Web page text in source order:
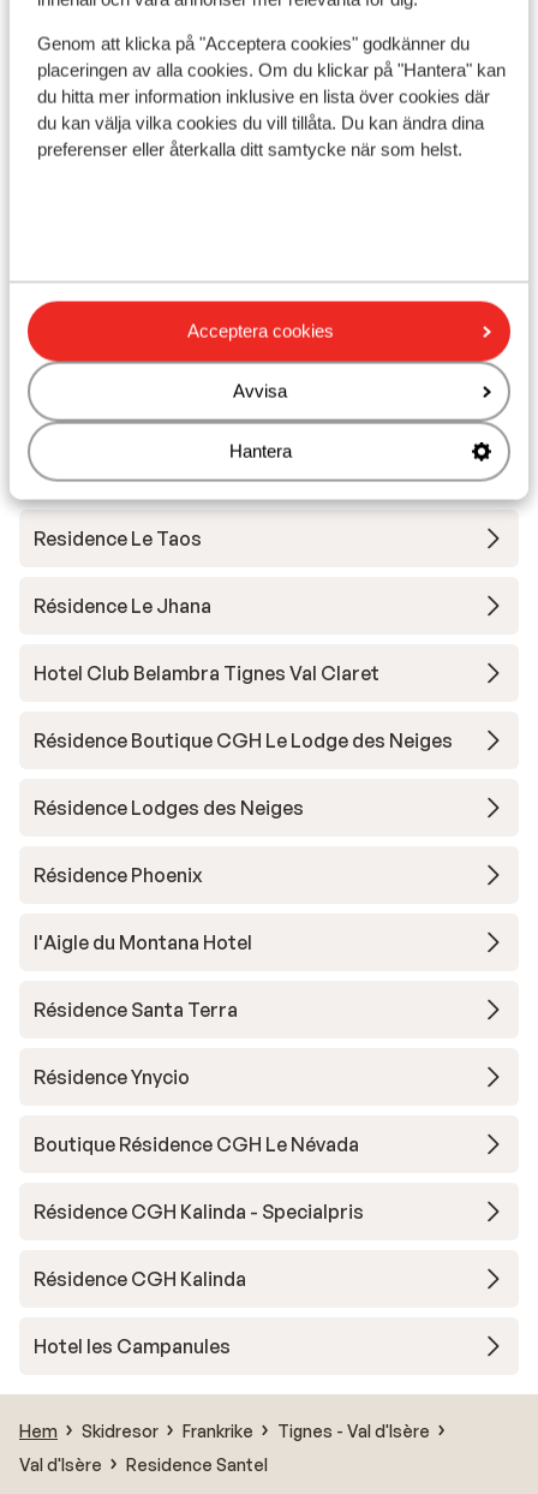
Genom att klicka på "Acceptera cookies" godkänner du
placeringen av alla cookies. Om du klickar på "Hantera" kan
du hitta mer information inklusive en lista över cookies där
du kan välja vilka cookies du vill tillåta. Du kan ändra dina
preferenser eller återkalla ditt samtycke när som helst.
Acceptera cookies
Avvisa
Hantera
Liftkort/Utrustning/Skidskola
Liftkort
Andra boenden i Tignes - Val d'Isère
Hotel Voulezvous
Chalet Skadi - Extra lägenheter
Residence Le Taos
Résidence Le Jhana
Hotel Club Belambra Tignes Val Claret
Résidence Boutique CGH Le Lodge des Neiges
Résidence Lodges des Neiges
Résidence Phoenix
l'Aigle du Montana Hotel
Résidence Santa Terra
Résidence Ynycio
Boutique Résidence CGH Le Névada
Résidence CGH Kalinda - Specialpris
Résidence CGH Kalinda
Hotel les Campanules
Hem Skidresor Frankrike
Tignes - Val d'Isère
Val d'Isère
Residence Santel